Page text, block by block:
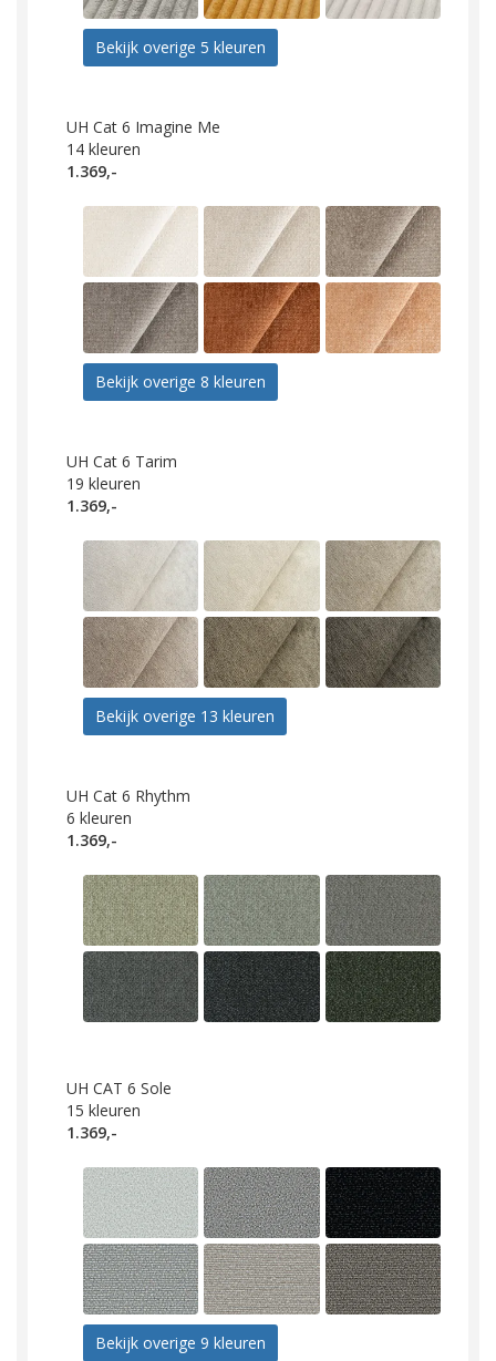
Bekijk overige 5 kleuren
UH Cat 6 Imagine Me
14 kleuren
1.369,-
Bekijk overige 8 kleuren
UH Cat 6 Tarim
19 kleuren
1.369,-
Bekijk overige 13 kleuren
UH Cat 6 Rhythm
6 kleuren
1.369,-
UH CAT 6 Sole
15 kleuren
1.369,-
Bekijk overige 9 kleuren